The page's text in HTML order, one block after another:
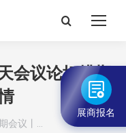
搜
会议论坛排期
会议丨…
展商报名